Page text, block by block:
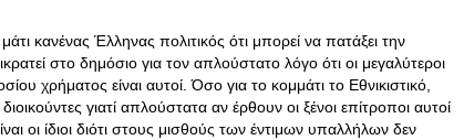
κανένας Έλληνας πολιτικός ότι μπορεί να πατάξει την
στο δημόσιο για τον απλούστατο λόγο ότι οι μεγαλύτεροι
χρήματος είναι αυτοί. Όσο για το κομμάτι το Εθνικιστικό,
γιατί απλούστατα αν έρθουν οι ξένοι επίτροποι αυτοί
οι ίδιοι διότι στους μισθούς των έντιμων υπαλλήλων δεν